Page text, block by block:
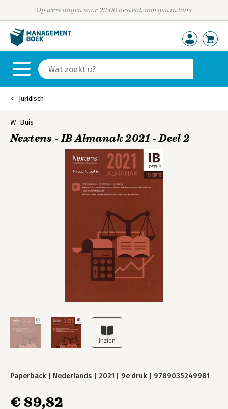
Op werkdagen voor 23:00 besteld, morgen in huis
Juridisch
W. Buis
Nextens - IB Almanak 2021 - Deel 2
Paperback Nederlands 2021 9e druk 9789035249981
€ 89,82